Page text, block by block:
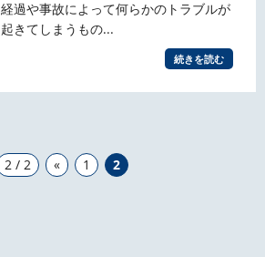
経過や事故によって何らかのトラブルが
起きてしまうもの...
続きを読む
2 / 2 « 1 2